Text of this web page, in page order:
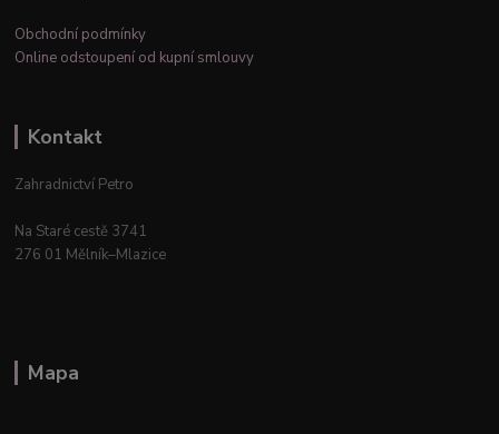
Obchodní podmínky
Online odstoupení od kupní smlouvy
Kontakt
Zahradnictví Petro
Na Staré cestě 3741
276 01 Mělník–Mlazice
Mapa